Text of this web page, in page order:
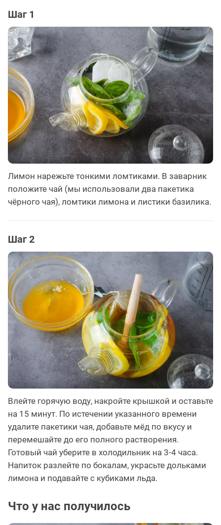
Шаг 1
Лимон нарежьте тонкими ломтиками. В заварник
положите чай (мы использовали два пакетика
чёрного чая), ломтики лимона и листики базилика.
Шаг 2
Влейте горячую воду, накройте крышкой и оставьте
на 15 минут. По истечении указанного времени
удалите пакетики чая, добавьте мёд по вкусу и
перемешайте до его полного растворения.
Готовый чай уберите в холодильник на 3-4 часа.
Напиток разлейте по бокалам, украсьте дольками
лимона и подавайте с кубиками льда.
Что у нас получилось